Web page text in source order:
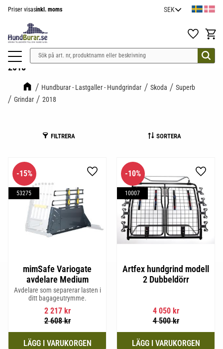
Priser visasinkl. moms
Favoriter
2018
Hundburar - Lastgaller - Hundgrindar Skoda
Superb
Grindar
2018
FILTRERA SORTERA
mimSafe Variogate
avdelare Medium
Avdelare som separerar lasten i
ditt bagageutrymme.
2 217kr
2 608kr
15%
53275
Lägg till i favoriter
Artfex hundgrind modell
2 Dubbeldörr
4 050kr
4 500kr
10%
10007
Lägg